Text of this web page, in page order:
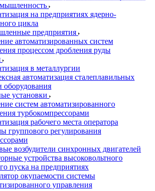
на предприятиях ядерно-
цикла
предприятия
автоматизированных систем
процессом дробления руды
в металлургии
автоматизация сталеплавильных
оборудования
установки
систем автоматизированного
турбокомпрессорами
рабочего места оператора
группового регулирования
возбудители синхронных двигателей
устройства высоковольтного
пуска на предприятиях
окупаемости системы
управления